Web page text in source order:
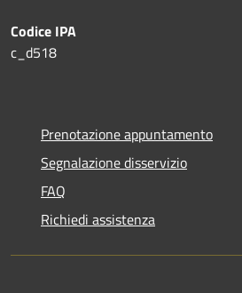
Codice IPA
c_d518
Prenotazione appuntamento
Segnalazione disservizio
FAQ
Richiedi assistenza